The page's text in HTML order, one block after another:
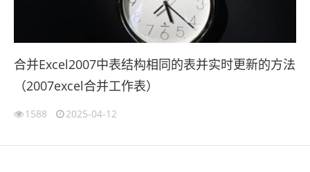
合并Excel2007中表结构相同的表并实时更新的方法
（2007excel合并工作表）
1588 2025-04-12